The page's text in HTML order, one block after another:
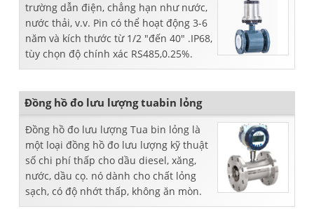
trường dẫn điện, chẳng hạn như nước,
nước thải, v.v. Pin có thể hoạt động 3-6
năm và kích thước từ 1/2 "đến 40" .IP68,
tùy chọn độ chính xác RS485,0.25%.
Đồng hồ đo lưu lượng tuabin lỏng
Đồng hồ đo lưu lượng Tua bin lỏng là
một loại đồng hồ đo lưu lượng kỹ thuật
số chi phí thấp cho dầu diesel, xăng,
nước, dầu cọ. nó dành cho chất lỏng
sạch, có độ nhớt thấp, không ăn mòn.